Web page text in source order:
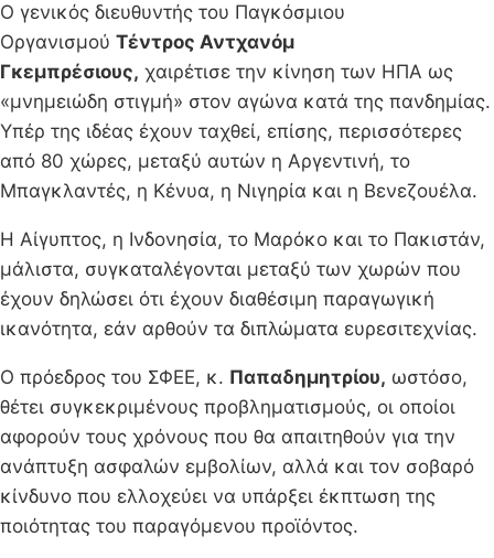
Ο γενικός διευθυντής του Παγκόσμιου
Οργανισμού Τέντρος Αντχανόμ
Γκεμπρέσιους, χαιρέτισε την κίνηση των ΗΠΑ ως
«μνημειώδη στιγμή» στον αγώνα κατά της πανδημίας.
Υπέρ της ιδέας έχουν ταχθεί, επίσης, περισσότερες
από 80 χώρες, μεταξύ αυτών η Αργεντινή, το
Μπαγκλαντές, η Κένυα, η Νιγηρία και η Βενεζουέλα.
Η Αίγυπτος, η Ινδονησία, το Μαρόκο και το Πακιστάν,
μάλιστα, συγκαταλέγονται μεταξύ των χωρών που
έχουν δηλώσει ότι έχουν διαθέσιμη παραγωγική
ικανότητα, εάν αρθούν τα διπλώματα ευρεσιτεχνίας.
Ο πρόεδρος του ΣΦΕΕ, κ. Παπαδημητρίου, ωστόσο,
θέτει συγκεκριμένους προβληματισμούς, οι οποίοι
αφορούν τους χρόνους που θα απαιτηθούν για την
ανάπτυξη ασφαλών εμβολίων, αλλά και τον σοβαρό
κίνδυνο που ελλοχεύει να υπάρξει έκπτωση της
ποιότητας του παραγόμενου προϊόντος.